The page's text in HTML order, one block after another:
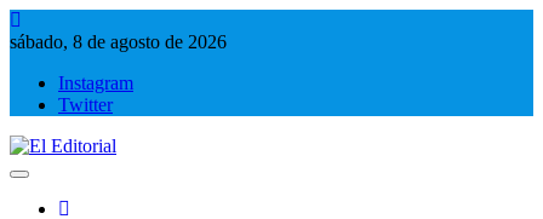
Saltar
al
sábado, 8 de agosto de 2026
Instagram
Twitter